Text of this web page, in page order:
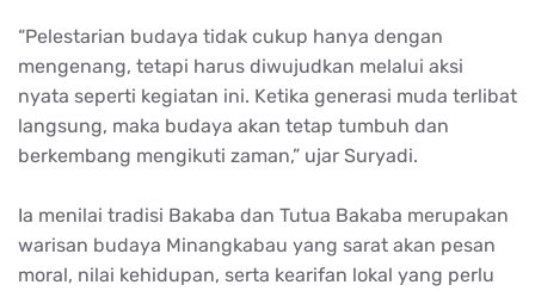
“Pelestarian budaya tidak cukup hanya dengan
mengenang, tetapi harus diwujudkan melalui aksi
nyata seperti kegiatan ini. Ketika generasi muda terlibat
langsung, maka budaya akan tetap tumbuh dan
berkembang mengikuti zaman,” ujar Suryadi.
Ia menilai tradisi Bakaba dan Tutua Bakaba merupakan
warisan budaya Minangkabau yang sarat akan pesan
moral, nilai kehidupan, serta kearifan lokal yang perlu